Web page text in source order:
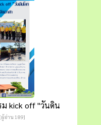
ม kick off "วันดิน
อ่าน 189]